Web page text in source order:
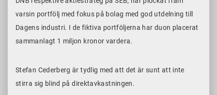
varsin portfölj med fokus på bolag med god utdelning till
Dagens industri. I de fiktiva portföljerna har duon placerat
sammanlagt 1 miljon kronor vardera.
Stefan Cederberg är tydlig med att det är sunt att inte
stirra sig blind på direktavkastningen.